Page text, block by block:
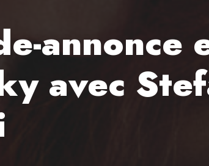
annonce
avec